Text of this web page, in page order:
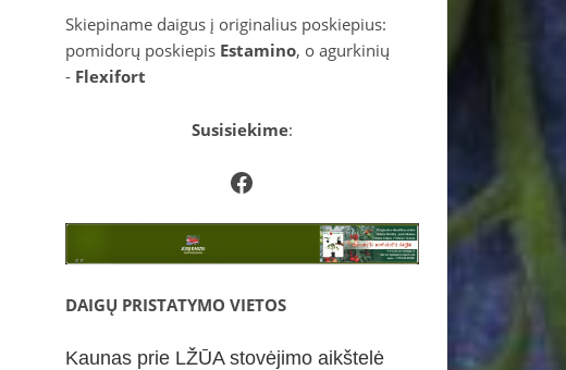
Skiepiname daigus į originalius poskiepius:
pomidorų poskiepis Estamino, o agurkinių
- Flexifort
Susisiekime:
Facebook
DAIGŲ PRISTATYMO VIETOS
Kaunas prie LŽŪA stovėjimo aikštelė